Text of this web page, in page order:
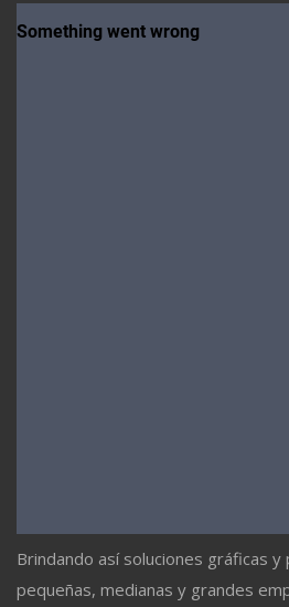
Brindando así soluciones gráficas
pequeñas, medianas y grandes